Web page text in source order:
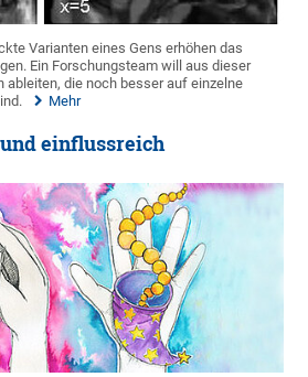
Varianten eines Gens erhöhen das
Ein Forschungsteam will aus dieser
ableiten, die noch besser auf einzelne
Mehr
einflussreich